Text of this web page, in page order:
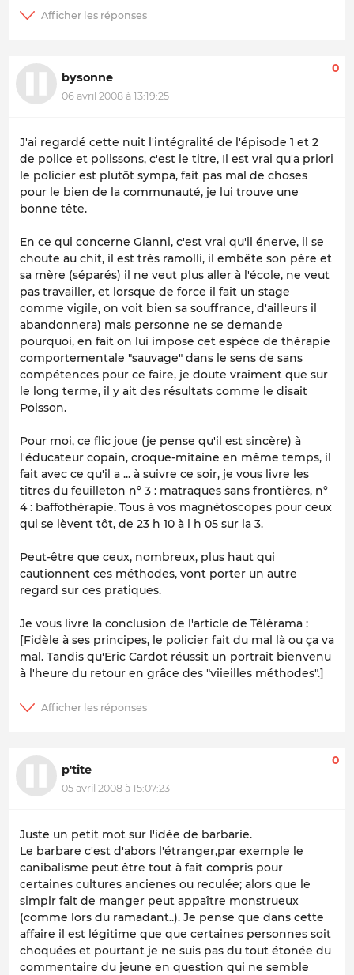
bysonne
06 avril 2008 à 13:19:25
0
J'ai regardé cette nuit l'intégralité de l'épisode 1 et 2
de police et polissons, c'est le titre, Il est vrai qu'a priori
le policier est plutôt sympa, fait pas mal de choses
pour le bien de la communauté, je lui trouve une
bonne tête.
En ce qui concerne Gianni, c'est vrai qu'il énerve, il se
choute au chit, il est très ramolli, il embête son père et
sa mère (séparés) il ne veut plus aller à l'école, ne veut
pas travailler, et lorsque de force il fait un stage
comme vigile, on voit bien sa souffrance, d'ailleurs il
abandonnera) mais personne ne se demande
pourquoi, en fait on lui impose cet espèce de thérapie
comportementale "sauvage" dans le sens de sans
compétences pour ce faire, je doute vraiment que sur
le long terme, il y ait des résultats comme le disait
Poisson.
Pour moi, ce flic joue (je pense qu'il est sincère) à
l'éducateur copain, croque-mitaine en même temps, il
fait avec ce qu'il a ... à suivre ce soir, je vous livre les
titres du feuilleton n° 3 : matraques sans frontières, n°
4 : baffothérapie. Tous à vos magnétoscopes pour ceux
qui se lèvent tôt, de 23 h 10 à l h 05 sur la 3.
Peut-être que ceux, nombreux, plus haut qui
cautionnent ces méthodes, vont porter un autre
regard sur ces pratiques.
Je vous livre la conclusion de l'article de Télérama :
[Fidèle à ses principes, le policier fait du mal là ou ça va
mal. Tandis qu'Eric Cardot réussit un portrait bienvenu
à l'heure du retour en grâce des "viieilles méthodes".]
p'tite
05 avril 2008 à 15:07:23
0
Juste un petit mot sur l'idée de barbarie.
Le barbare c'est d'abors l'étranger,par exemple le
canibalisme peut être tout à fait compris pour
certaines cultures ancienes ou reculée; alors que le
simplr fait de manger peut appaître monstrueux
(comme lors du ramadant..). Je pense que dans cette
affaire il est légitime que que certaines personnes soit
choquées et pourtant je ne suis pas du tout étonée du
commentaire du jeune en question qui ne semble